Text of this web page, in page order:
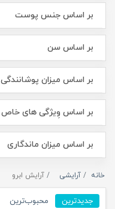
بر اساس جنس پوست
بر اساس سن
بر اساس میزان پوشانندگی
بر اساس وِیژگی های خاص
بر اساس میزان ماندگاری
خانه آرایشی آرایش ابرو
جدیدترین محبوب‌ترین